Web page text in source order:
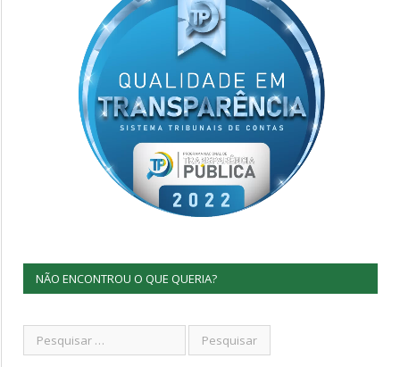
NÃO ENCONTROU O QUE QUERIA?